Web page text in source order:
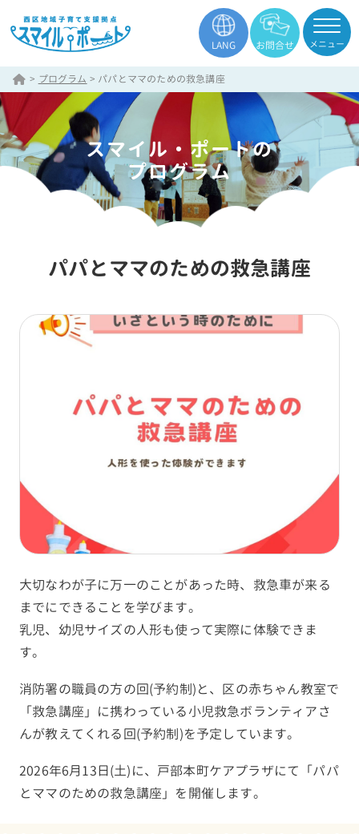
LANG お問合せ メニュー
> プログラム > パパとママのための救急講座
スマイル・ポートの
プログラム
パパとママのための救急講座
大切なわが子に万一のことがあった時、救急車が来る
までにできることを学びます。
乳児、幼児サイズの人形も使って実際に体験できま
す。
消防署の職員の方の回(予約制)と、区の赤ちゃん教室で
「救急講座」に携わっている小児救急ボランティアさ
んが教えてくれる回(予約制)を予定しています。
2026年6月13日(土)に、戸部本町ケアプラザにて「パパ
とママのための救急講座」を開催します。